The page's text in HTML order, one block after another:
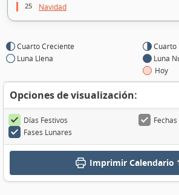
25 Navidad
Cuarto Creciente
Luna Llena
Cuarto
Luna
Hoy
Opciones de visualización:
Días Festivos
Fases Lunares
ImprimirCalendario